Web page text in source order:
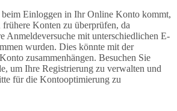
beim Einloggen in Ihr Online Konto kommt,
Konten zu überprüfen, da
Anmeldeversuche mit unterschiedlichen E-
wurden. Dies könnte mit der
zusammenhängen. Besuchen Sie
um Ihre Registrierung zu verwalten und
für die Kontooptimierung zu